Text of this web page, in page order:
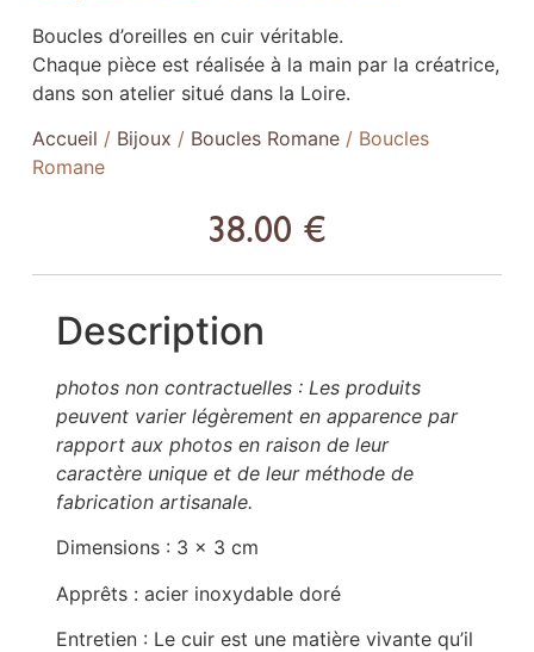
Boucles d’oreilles en cuir véritable.
Chaque pièce est réalisée à la main par la créatrice,
dans son atelier situé dans la Loire.
Accueil / Bijoux / Boucles Romane/ Boucles
Romane
38.00 €
Description
photos non contractuelles : Les produits
peuvent varier légèrement en apparence par
rapport aux photos en raison de leur
caractère unique et de leur méthode de
fabrication artisanale.
Dimensions : 3 x 3 cm
Apprêts : acier inoxydable doré
Entretien : Le cuir est une matière vivante qu’il